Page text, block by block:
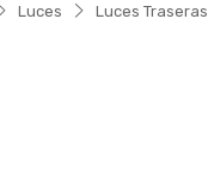
Luces Luces Traseras